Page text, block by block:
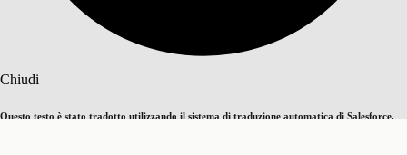
Chiudi
Questo testo è stato tradotto utilizzando il sistema di traduzione automatica di Salesforce.